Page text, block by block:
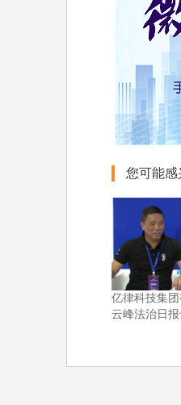
您可能感
亿律科技集
云峰法治日